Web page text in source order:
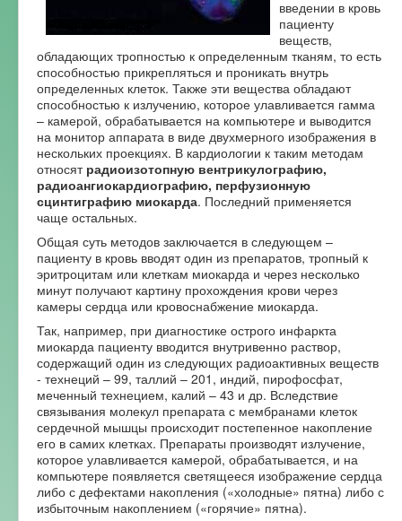
введении в кровь
пациенту
веществ,
обладающих тропностью к определенным тканям, то есть
способностью прикрепляться и проникать внутрь
определенных клеток. Также эти вещества обладают
способностью к излучению, которое улавливается гамма
– камерой, обрабатывается на компьютере и выводится
на монитор аппарата в виде двухмерного изображения в
нескольких проекциях. В кардиологии к таким методам
относят радиоизотопную вентрикулографию,
радиоангиокардиографию, перфузионную
сцинтиграфию миокарда. Последний применяется
чаще остальных.
Общая суть методов заключается в следующем –
пациенту в кровь вводят один из препаратов, тропный к
эритроцитам или клеткам миокарда и через несколько
минут получают картину прохождения крови через
камеры сердца или кровоснабжение миокарда.
Так, например, при диагностике острого инфаркта
миокарда пациенту вводится внутривенно раствор,
содержащий один из следующих радиоактивных веществ
- технеций – 99, таллий – 201, индий, пирофосфат,
меченный технецием, калий – 43 и др. Вследствие
связывания молекул препарата с мембранами клеток
сердечной мышцы происходит постепенное накопление
его в самих клетках. Препараты производят излучение,
которое улавливается камерой, обрабатывается, и на
компьютере появляется светящееся изображение сердца
либо с дефектами накопления («холодные» пятна) либо с
избыточным накоплением («горячие» пятна).